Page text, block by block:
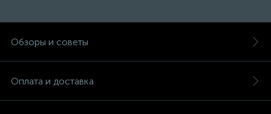
Обзоры и советы
Оплата и доставка